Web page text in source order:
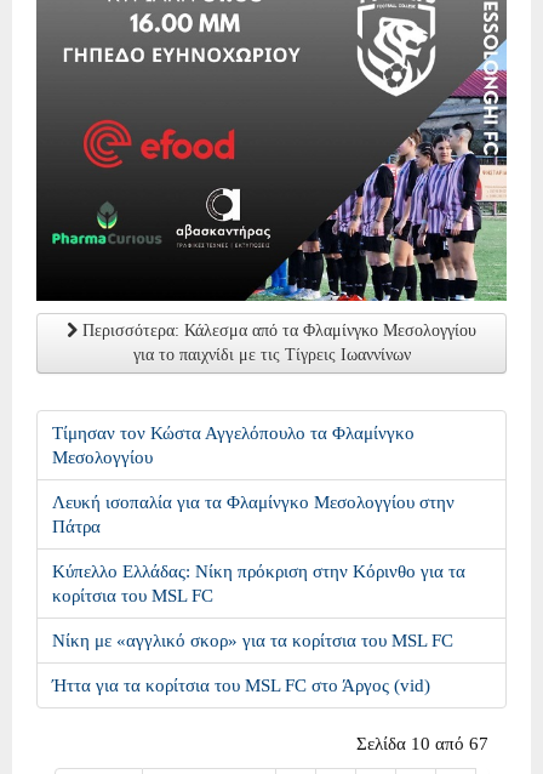
Περισσότερα: Κάλεσμα από τα Φλαμίνγκο Μεσολογγίου
για το παιχνίδι με τις Τίγρεις Ιωαννίνων
Τίμησαν τον Κώστα Αγγελόπουλο τα Φλαμίνγκο
Μεσολογγίου
Λευκή ισοπαλία για τα Φλαμίνγκο Μεσολογγίου στην
Πάτρα
Κύπελλο Ελλάδας: Νίκη πρόκριση στην Κόρινθο για τα
κορίτσια του MSL FC
Νίκη με «αγγλικό σκορ» για τα κορίτσια του MSL FC
Ήττα για τα κορίτσια του MSL FC στο Άργος (vid)
Σελίδα 10 από 67